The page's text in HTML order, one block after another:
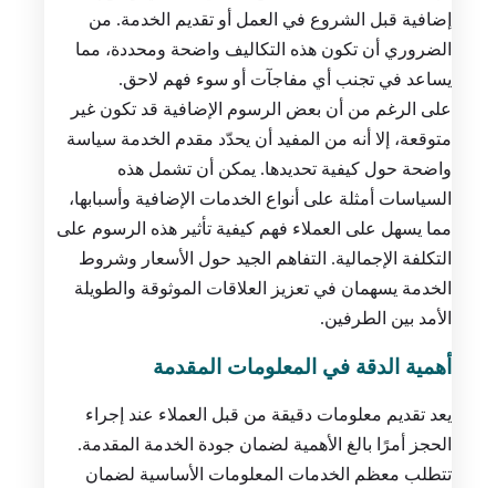
إضافية قبل الشروع في العمل أو تقديم الخدمة. من
الضروري أن تكون هذه التكاليف واضحة ومحددة، مما
يساعد في تجنب أي مفاجآت أو سوء فهم لاحق.
على الرغم من أن بعض الرسوم الإضافية قد تكون غير
متوقعة، إلا أنه من المفيد أن يحدّد مقدم الخدمة سياسة
واضحة حول كيفية تحديدها. يمكن أن تشمل هذه
السياسات أمثلة على أنواع الخدمات الإضافية وأسبابها،
مما يسهل على العملاء فهم كيفية تأثير هذه الرسوم على
التكلفة الإجمالية. التفاهم الجيد حول الأسعار وشروط
الخدمة يسهمان في تعزيز العلاقات الموثوقة والطويلة
الأمد بين الطرفين.
أهمية الدقة في المعلومات المقدمة
يعد تقديم معلومات دقيقة من قبل العملاء عند إجراء
الحجز أمرًا بالغ الأهمية لضمان جودة الخدمة المقدمة.
تتطلب معظم الخدمات المعلومات الأساسية لضمان